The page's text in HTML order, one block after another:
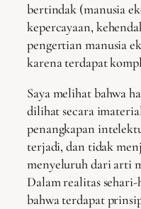
bertindak (manusia
kepercayaan,
pengertian manusia
karena terdapat
Saya melihat bahwa
dilihat secara
penangkapan
terjadi, dan tidak
menyeluruh dari arti
Dalam realitas
bahwa terdapat